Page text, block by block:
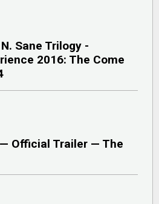
Sane Trilogy -
2016: The Come
Official Trailer — The